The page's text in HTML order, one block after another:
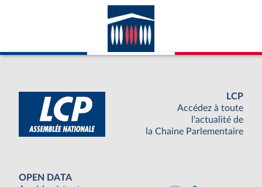
LCP
Accédez à toute
l'actualité de
la Chaine Parlementaire
OPEN DATA